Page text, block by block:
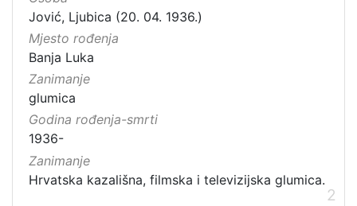
Jović, Ljubica (20. 04. 1936.)
Mjesto rođenja
Banja Luka
Zanimanje
glumica
Godina rođenja-smrti
1936-
Zanimanje
Hrvatska kazališna, filmska i televizijska glumica.
2